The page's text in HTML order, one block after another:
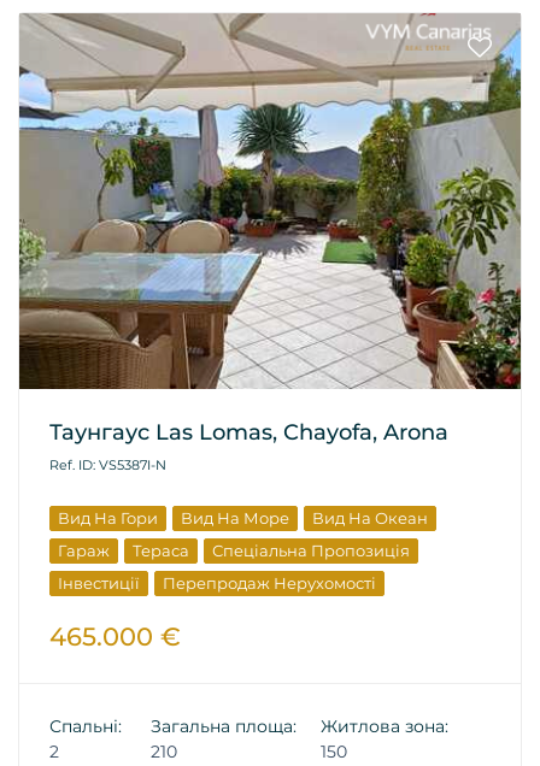
Таунгаус Las Lomas, Chayofa, Arona
Ref. ID: VS5387I-N
Вид На Гори Вид На Море
Вид На Океан
Гараж
Тераса
Спеціальна Пропозиція
Інвестиції
Перепродаж Нерухомості
465.000 €
Спальні:
2
Загальна площа:
210
Житлова зона:
150